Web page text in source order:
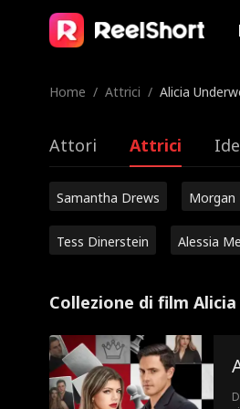
Home / Attrici / Alicia
Attori Attrici
Samantha Drews Morgan
Tess Dinerstein Alessia
Collezione di film